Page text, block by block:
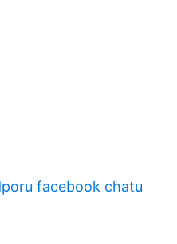
facebook chatu